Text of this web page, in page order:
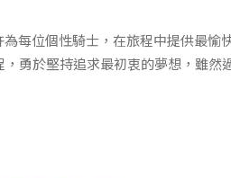
為每位個性騎士，在旅程中提供最
，勇於堅持追求最初衷的夢想，雖然